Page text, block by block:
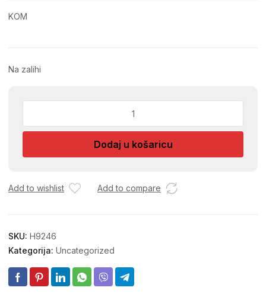
KOM
Na zalihi
U
B11
Dodaj u košaricu
Add to wishlist Add to compare
SKU: H9246
Kategorija: Uncategorized